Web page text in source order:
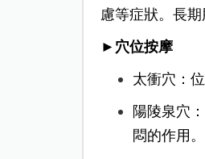
慮等症狀。長
►穴位按摩
太衝穴：
陽陵泉穴
悶的作用。